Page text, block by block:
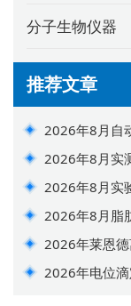
分子生物仪器
推荐文章
2026年8月自
2026年8月实
2026年8月实
2026年8月脂
2026年莱恩
2026年电位